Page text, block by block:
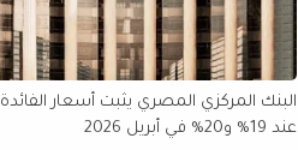
البنك المركزي المصري يثبت أسعار الفائدة
عند 19% و20% في أبريل 2026